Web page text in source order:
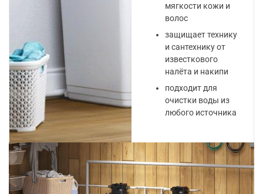
мягкости кожи и
волос
защищает технику
и сантехнику от
известкового
налёта и накипи
подходит для
очистки воды из
любого источника